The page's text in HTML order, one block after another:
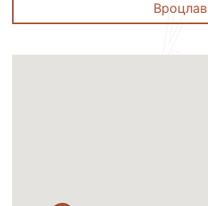
Вроцлав